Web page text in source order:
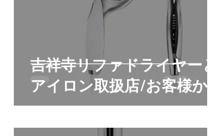
吉祥寺リファドライヤーと
アイロン取扱店/お客様から
のリアル口コミ